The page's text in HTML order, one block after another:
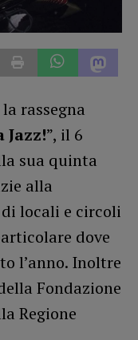
rassegna
Jazz!”, il 6
sua quinta
alla
locali e circoli
dove
l’anno. Inoltre
Fondazione
Regione